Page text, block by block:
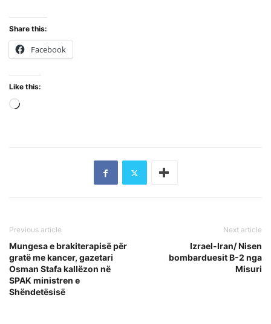
Share this:
Facebook
Like this:
Previous article
Mungesa e brakiterapisë për
gratë me kancer, gazetari
Osman Stafa kallëzon në
SPAK ministren e
Shëndetësisë
Next article
Izrael-Iran/ Nisen
bombarduesit B-2 nga
Misuri